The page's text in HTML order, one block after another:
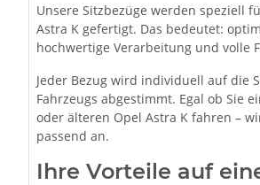
Unsere Sitzbezüge werden speziell
Astra K gefertigt. Das bedeutet:
hochwertige Verarbeitung und volle
Jeder Bezug wird individuell auf die
Fahrzeugs abgestimmt. Egal ob Sie
oder älteren Opel Astra K fahren –
passend an.
Ihre Vorteile auf